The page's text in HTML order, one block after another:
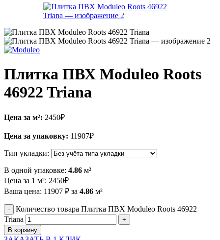
Плитка ПВХ Moduleo Roots
46922 Triana
Цена за м²: 2450₽
Цена за упаковку: 11907₽
Тип укладки:
В одной упаковке: 4.86 м²
Цена за 1 м²: 2450₽
Ваша цена: 11907 ₽ за 4.86 м²
Количество товара Плитка ПВХ Moduleo Roots 46922
Triana
В корзину